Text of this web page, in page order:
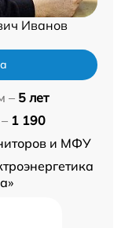
Иванов
– 5 лет
1 190
и МФУ